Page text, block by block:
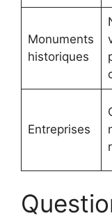
Monuments
historiques
Entreprises